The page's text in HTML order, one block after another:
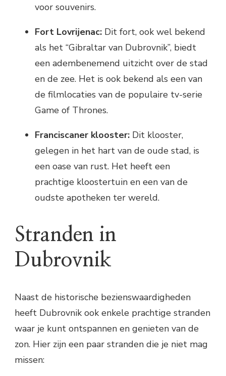
voor souvenirs.
Fort Lovrijenac: Dit fort, ook wel bekend
als het “Gibraltar van Dubrovnik”, biedt
een adembenemend uitzicht over de stad
en de zee. Het is ook bekend als een van
de filmlocaties van de populaire tv-serie
Game of Thrones.
Franciscaner klooster: Dit klooster,
gelegen in het hart van de oude stad, is
een oase van rust. Het heeft een
prachtige kloostertuin en een van de
oudste apotheken ter wereld.
Stranden in
Dubrovnik
Naast de historische bezienswaardigheden
heeft Dubrovnik ook enkele prachtige stranden
waar je kunt ontspannen en genieten van de
zon. Hier zijn een paar stranden die je niet mag
missen: